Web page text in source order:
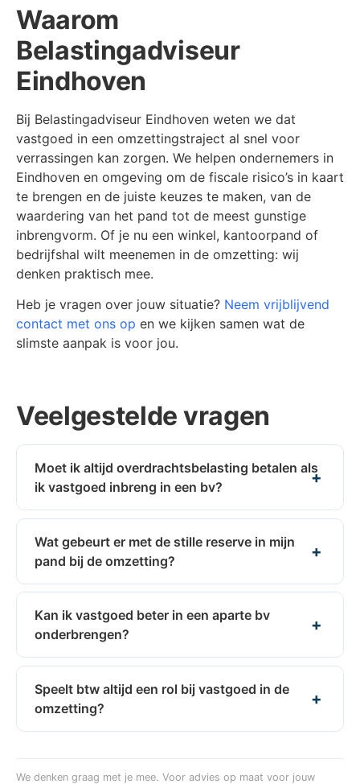
Waarom
Belastingadviseur
Eindhoven
Bij Belastingadviseur Eindhoven weten we dat
vastgoed in een omzettingstraject al snel voor
verrassingen kan zorgen. We helpen ondernemers in
Eindhoven en omgeving om de fiscale risico’s in kaart
te brengen en de juiste keuzes te maken, van de
waardering van het pand tot de meest gunstige
inbrengvorm. Of je nu een winkel, kantoorpand of
bedrijfshal wilt meenemen in de omzetting: wij
denken praktisch mee.
Heb je vragen over jouw situatie? Neem vrijblijvend
contact met ons op en we kijken samen wat de
slimste aanpak is voor jou.
Veelgestelde vragen
Moet ik altijd overdrachtsbelasting betalen als
ik vastgoed inbreng in een bv?
Wat gebeurt er met de stille reserve in mijn
pand bij de omzetting?
Kan ik vastgoed beter in een aparte bv
onderbrengen?
Speelt btw altijd een rol bij vastgoed in de
omzetting?
We denken graag met je mee. Voor advies op maat voor jouw